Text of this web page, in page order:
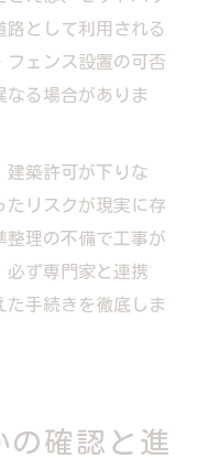
路として利用される
フェンス設置の可否
なる場合がありま
建築許可が下りな
たリスクが現実に存
整理の不備で工事が
必ず専門家と連携
た手続きを徹底しま
の確認と進